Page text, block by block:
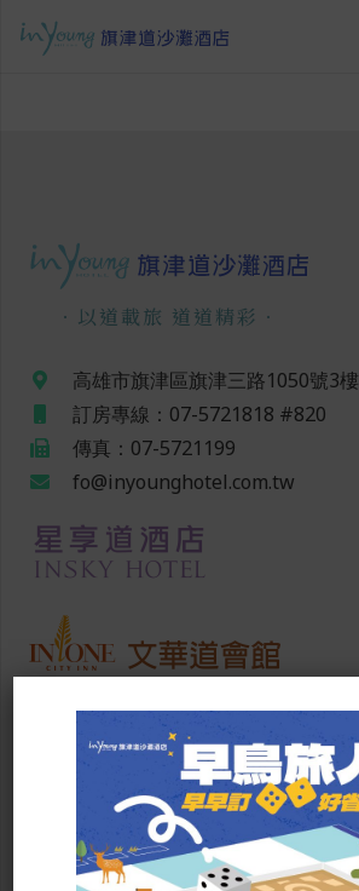
．以道載旅 道道精彩．
高雄市旗津區旗津三路1050號3樓
訂房專線：07-5721818 #820
傳真：07-5721199
fo@inyounghotel.com.tw
SITE MAP